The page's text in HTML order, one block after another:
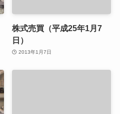
株式売買（平成25年1月7
日）
2013年1月7日